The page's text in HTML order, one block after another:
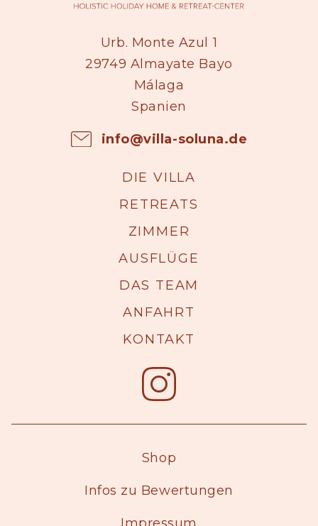
Urb. Monte Azul 1
29749 Almayate Bayo
Málaga
Spanien
info@villa-soluna.de
DIE VILLA
RETREATS
ZIMMER
AUSFLÜGE
DAS TEAM
ANFAHRT
KONTAKT
Shop
Infos zu Bewertungen